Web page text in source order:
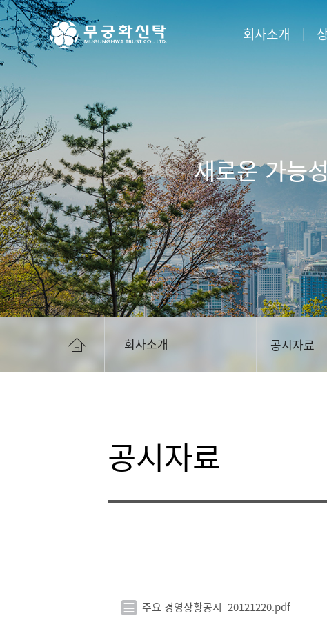
주
메
뉴
바
로
가
기
본
문
바
로
가
기
하
단
메
뉴
바
로
가
기
회사소개
· 비전 2030
·계열사 등
공시자료
회사소식
오시는길
도시
담보신
분양
대리사
처분신
관리신
컨설팅
새로운 가능
회사소개 공시자료
공시자료
주요 경영상황공시_20121220.pdf